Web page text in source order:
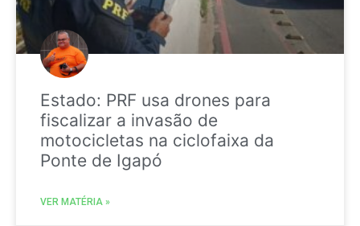
Estado: PRF usa drones para
fiscalizar a invasão de
motocicletas na ciclofaixa da
Ponte de Igapó
VER MATÉRIA »